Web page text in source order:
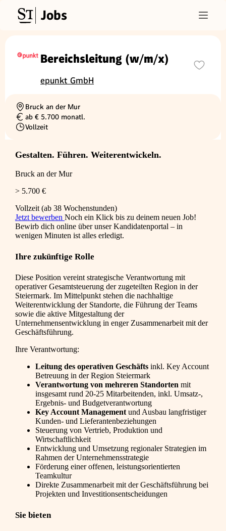
Jobs
Bereichsleitung (w/m/x)
epunkt GmbH
Ortschaft
Bruck an der Mur
Gehalt
ab € 5.700 monatl.
Beschäftigungsart
Vollzeit
Gestalten. Führen. Weiterentwickeln.
Bruck an der Mur
> 5.700 €
Vollzeit (ab 38 Wochenstunden)
Jetzt bewerben Noch ein Klick bis zu deinem neuen Job!
Bewirb dich online über unser Kandidatenportal – in
wenigen Minuten ist alles erledigt.
Ihre zukünftige Rolle
Diese Position vereint strategische Verantwortung mit
operativer Gesamtsteuerung der zugeteilten Region in der
Steiermark. Im Mittelpunkt stehen die nachhaltige
Weiterentwicklung der Standorte, die Führung der Teams
sowie die aktive Mitgestaltung der
Unternehmensentwicklung in enger Zusammenarbeit mit der
Geschäftsführung.
Ihre Verantwortung:
Leitung des operativen Geschäfts inkl. Key Account
Betreuung in der Region Steiermark
Verantwortung von mehreren Standorten mit
insgesamt rund 20-25 Mitarbeitenden, inkl. Umsatz-,
Ergebnis- und Budgetverantwortung
Key Account Management und Ausbau langfristiger
Kunden- und Lieferantenbeziehungen
Steuerung von Vertrieb, Produktion und
Wirtschaftlichkeit
Entwicklung und Umsetzung regionaler Strategien im
Rahmen der Unternehmensstrategie
Förderung einer offenen, leistungsorientierten
Teamkultur
Direkte Zusammenarbeit mit der Geschäftsführung bei
Projekten und Investitionsentscheidungen
Sie bieten